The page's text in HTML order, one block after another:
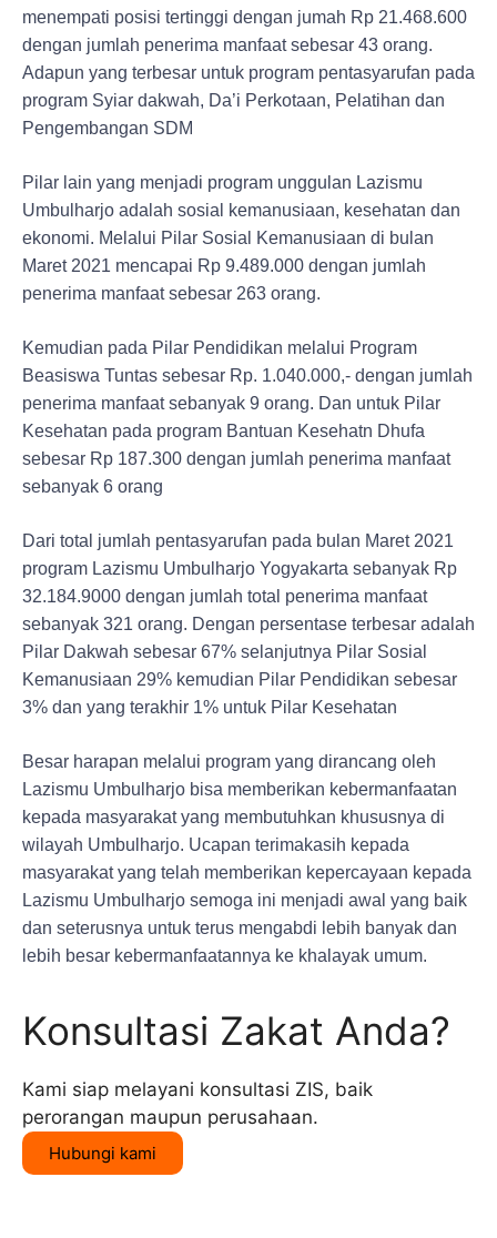
menempati posisi tertinggi dengan jumah Rp 21.468.600
dengan jumlah penerima manfaat sebesar 43 orang.
Adapun yang terbesar untuk program pentasyarufan pada
program Syiar dakwah, Da’i Perkotaan, Pelatihan dan
Pengembangan SDM
Pilar lain yang menjadi program unggulan Lazismu
Umbulharjo adalah sosial kemanusiaan, kesehatan dan
ekonomi. Melalui Pilar Sosial Kemanusiaan di bulan
Maret 2021 mencapai Rp 9.489.000 dengan jumlah
penerima manfaat sebesar 263 orang.
Kemudian pada Pilar Pendidikan melalui Program
Beasiswa Tuntas sebesar Rp. 1.040.000,- dengan jumlah
penerima manfaat sebanyak 9 orang. Dan untuk Pilar
Kesehatan pada program Bantuan Kesehatn Dhufa
sebesar Rp 187.300 dengan jumlah penerima manfaat
sebanyak 6 orang
Dari total jumlah pentasyarufan pada bulan Maret 2021
program Lazismu Umbulharjo Yogyakarta sebanyak Rp
32.184.9000 dengan jumlah total penerima manfaat
sebanyak 321 orang. Dengan persentase terbesar adalah
Pilar Dakwah sebesar 67% selanjutnya Pilar Sosial
Kemanusiaan 29% kemudian Pilar Pendidikan sebesar
3% dan yang terakhir 1% untuk Pilar Kesehatan
Besar harapan melalui program yang dirancang oleh
Lazismu Umbulharjo bisa memberikan kebermanfaatan
kepada masyarakat yang membutuhkan khususnya di
wilayah Umbulharjo. Ucapan terimakasih kepada
masyarakat yang telah memberikan kepercayaan kepada
Lazismu Umbulharjo semoga ini menjadi awal yang baik
dan seterusnya untuk terus mengabdi lebih banyak dan
lebih besar kebermanfaatannya ke khalayak umum.
Konsultasi Zakat Anda?
Kami siap melayani konsultasi ZIS, baik
perorangan maupun perusahaan.
Hubungi kami